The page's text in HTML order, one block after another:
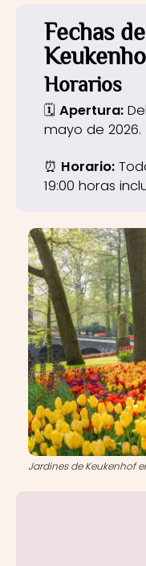
Fechas
Horarios
🗓 Apertura:
mayo de 2026.
⏰ Horario:
19:00 horas
Jardines de Keukenhof